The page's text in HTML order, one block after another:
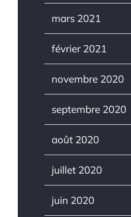
mars 2021
février 2021
novembre 2020
septembre 2020
août 2020
juillet 2020
juin 2020